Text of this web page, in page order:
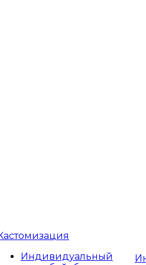
Индивидуальный